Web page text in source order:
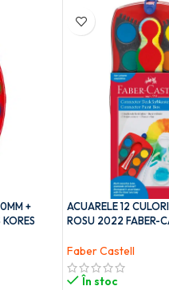
+
ACUARELE 12
ROSU 2022 FABER-
Faber Castell
În stoc